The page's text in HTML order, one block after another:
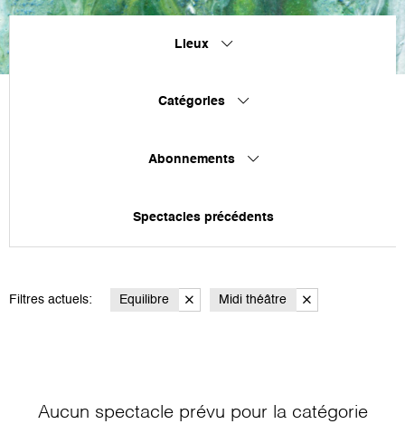
Lieux
Catégories
Abonnements
Spectacles précédents
Filtres actuels: Equilibre Midi théâtre
Aucun spectacle prévu pour la catégorie